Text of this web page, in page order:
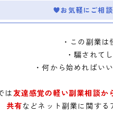
お気軽にご相
・この副業は
・騙されて
・何から始めればい
は友達感覚の軽い副業相談か
共有などネット副業に関す